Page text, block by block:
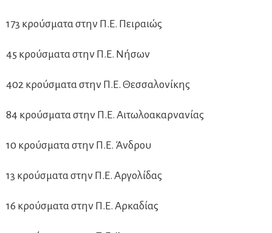
173 κρούσματα στην Π.Ε. Πειραιώς
45 κρούσματα στην Π.Ε. Νήσων
402 κρούσματα στην Π.Ε. Θεσσαλονίκης
84 κρούσματα στην Π.Ε. Αιτωλοακαρνανίας
10 κρούσματα στην Π.Ε. Άνδρου
13 κρούσματα στην Π.Ε. Αργολίδας
16 κρούσματα στην Π.Ε. Αρκαδίας